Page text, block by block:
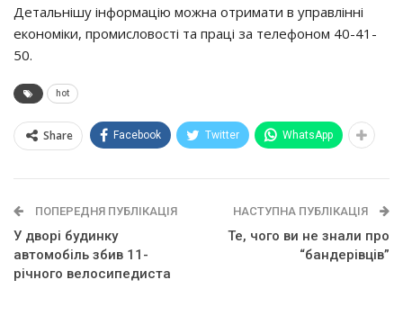
Детальнішу інформацію можна отримати в управлінні
економіки, промисловості та праці за телефоном 40-41-
50.
hot
Share Facebook Twitter WhatsApp
ПОПЕРЕДНЯ ПУБЛІКАЦІЯ
У дворі будинку
автомобіль збив 11-
річного велосипедиста
НАСТУПНА ПУБЛІКАЦІЯ
Те, чого ви не знали про
“бандерівців”